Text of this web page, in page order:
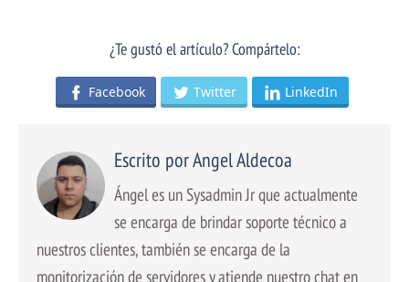
¿Te gustó el artículo? Compártelo:
Facebook Twitter LinkedIn
Escrito por Angel Aldecoa
Ángel es un Sysadmin Jr que actualmente
se encarga de brindar soporte técnico a
nuestros clientes, también se encarga de la
monitorización de servidores y atiende nuestro chat en